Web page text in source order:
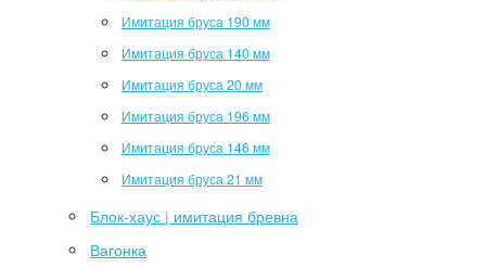
Имитация бруса 190 мм
Имитация бруса 140 мм
Имитация бруса 20 мм
Имитация бруса 196 мм
Имитация бруса 146 мм
Имитация бруса 21 мм
Блок-хаус | имитация бревна
Вагонка